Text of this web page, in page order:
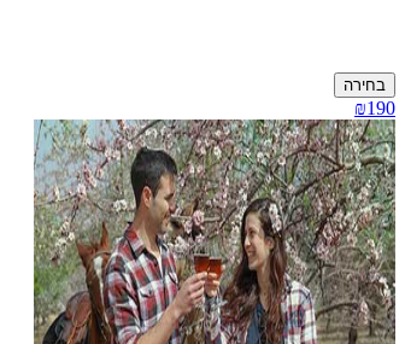
בחירה
₪190